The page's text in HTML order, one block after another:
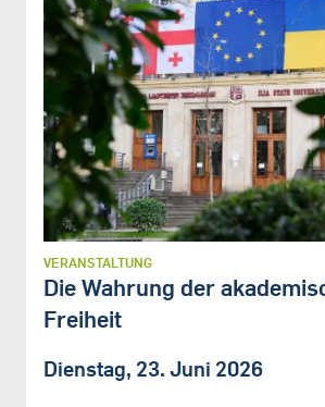
VERANSTALTUNG
Die Wahrung der
Freiheit
Dienstag, 23. Juni 2026